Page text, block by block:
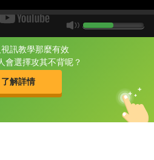
訊教學那麼有效
會選擇攻其不背呢？
了解詳情
片尾有
其不背
品牌故事